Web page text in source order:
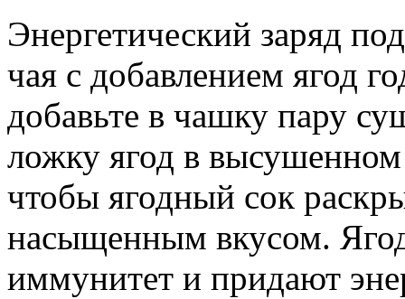
Энергетический заряд
чая с добавлением ягод
добавьте в чашку пару
ложку ягод в
чтобы ягодный сок
насыщенным вкусом.
иммунитет и придают